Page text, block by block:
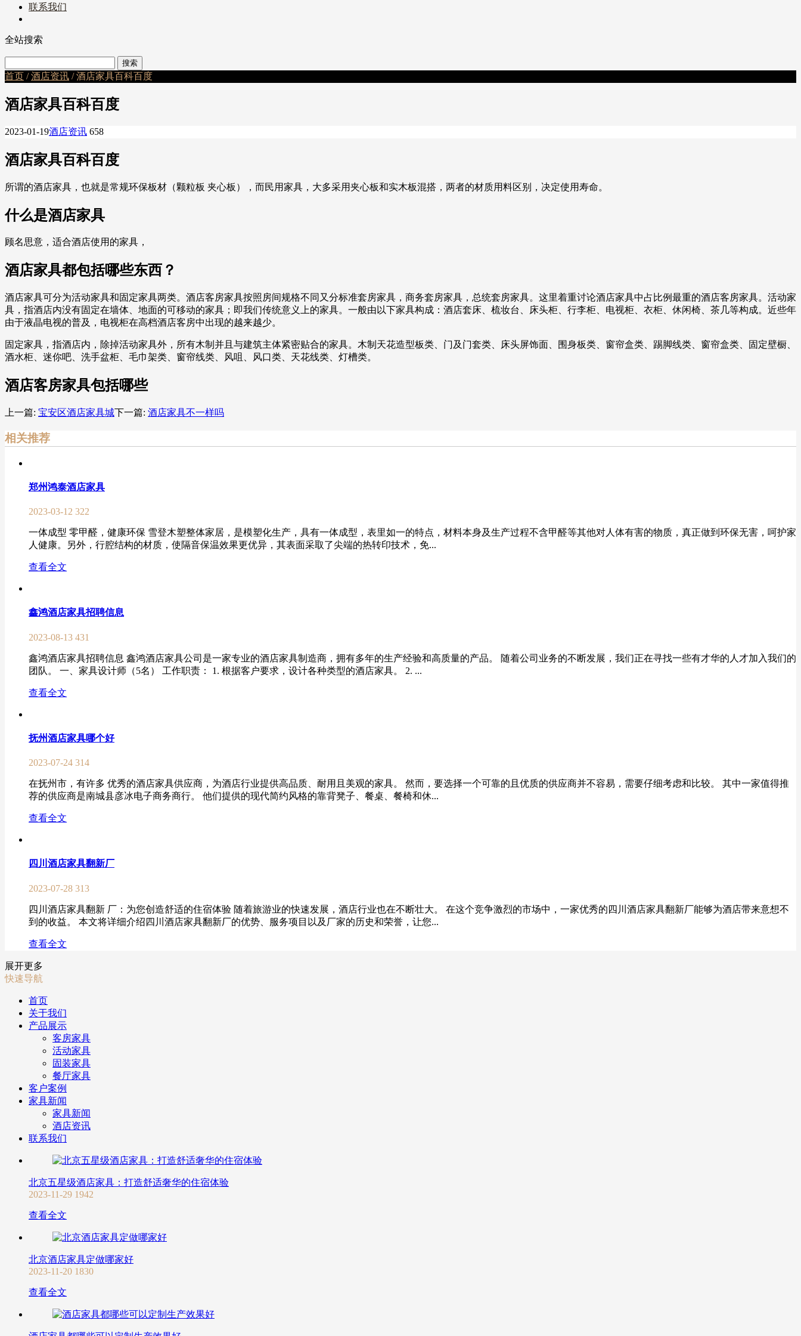
联系我们
全站搜索
首页 /酒店资讯 / 酒店家具百科百度
酒店家具百科百度
2023-01-19酒店资讯 658
酒店家具百科百度
所谓的酒店家具，也就是常规环保板材（颗粒板 夹心板），而民用家具，大多采用夹心板和实木板混搭，两者的材质用料区别，决定使用寿命。
什么是酒店家具
顾名思意，适合酒店使用的家具，
酒店家具都包括哪些东西？
酒店家具可分为活动家具和固定家具两类。酒店客房家具按照房间规格不同又分标准套房家具，商务套房家具，总统套房家具。这里着重讨论酒店家具中占比例最重的酒店客房家具。活动家
具，指酒店内没有固定在墙体、地面的可移动的家具；即我们传统意义上的家具。一般由以下家具构成：酒店套床、梳妆台、床头柜、行李柜、电视柜、衣柜、休闲椅、茶几等构成。近些年
由于液晶电视的普及，电视柜在高档酒店客房中出现的越来越少。
固定家具，指酒店内，除掉活动家具外，所有木制并且与建筑主体紧密贴合的家具。木制天花造型板类、门及门套类、床头屏饰面、围身板类、窗帘盒类、踢脚线类、窗帘盒类、固定壁橱、
酒水柜、迷你吧、洗手盆柜、毛巾架类、窗帘线类、风咀、风口类、天花线类、灯槽类。
酒店客房家具包括哪些
上一篇: 宝安区酒店家具城下一篇: 酒店家具不一样吗
相关推荐
郑州鸿泰酒店家具
2023-03-12 322
一体成型 零甲醛，健康环保 雪登木塑整体家居，是模塑化生产，具有一体成型，表里如一的特点，材料本身及生产过程不含甲醛等其他对人体有害的物质，真正做到环保无害，呵护家
人健康。另外，行腔结构的材质，使隔音保温效果更优异，其表面采取了尖端的热转印技术，免...
查看全文
鑫鸿酒店家具招聘信息
2023-08-13 431
鑫鸿酒店家具招聘信息 鑫鸿酒店家具公司是一家专业的酒店家具制造商，拥有多年的生产经验和高质量的产品。 随着公司业务的不断发展，我们正在寻找一些有才华的人才加入我们的
团队。 一、家具设计师（5名） 工作职责： 1. 根据客户要求，设计各种类型的酒店家具。 2. ...
查看全文
抚州酒店家具哪个好
2023-07-24 314
在抚州市，有许多 优秀的酒店家具供应商，为酒店行业提供高品质、耐用且美观的家具。 然而，要选择一个可靠的且优质的供应商并不容易，需要仔细考虑和比较。 其中一家值得推
荐的供应商是南城县彦冰电子商务商行。 他们提供的现代简约风格的靠背凳子、餐桌、餐椅和休...
查看全文
四川酒店家具翻新厂
2023-07-28 313
四川酒店家具翻新 厂：为您创造舒适的住宿体验 随着旅游业的快速发展，酒店行业也在不断壮大。 在这个竞争激烈的市场中，一家优秀的四川酒店家具翻新厂能够为酒店带来意想不
到的收益。 本文将详细介绍四川酒店家具翻新厂的优势、服务项目以及厂家的历史和荣誉，让您...
查看全文
展开更多
快速导航
首页
关于我们
产品展示
客房家具
活动家具
固装家具
餐厅家具
客户案例
家具新闻
家具新闻
酒店资讯
联系我们
北京五星级酒店家具：打造舒适奢华的住宿体验
2023-11-29 1942
查看全文
北京酒店家具定做哪家好
2023-11-20 1830
查看全文